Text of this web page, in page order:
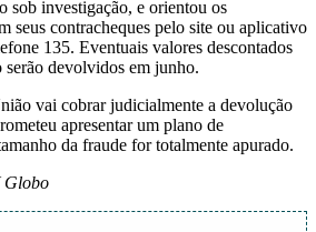
sob investigação, e orientou os
seus contracheques pelo site ou aplicativo
135. Eventuais valores descontados
serão devolvidos em junho.
vai cobrar judicialmente a devolução
apresentar um plano de
da fraude for totalmente apurado.
Globo